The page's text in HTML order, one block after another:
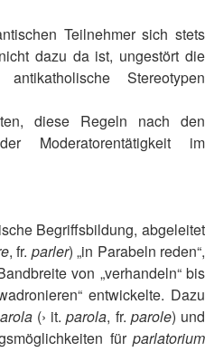
Teilnehmer sich stets
dazu da ist, ungestört die
Stereotypen
diese Regeln nach den
Moderatorentätigkeit im
Begriffsbildung, abgeleitet
, fr. parler) „in Parabeln reden“,
von „verhandeln“ bis
entwickelte. Dazu
(› it.parola, fr. parole) und
für parlatorium